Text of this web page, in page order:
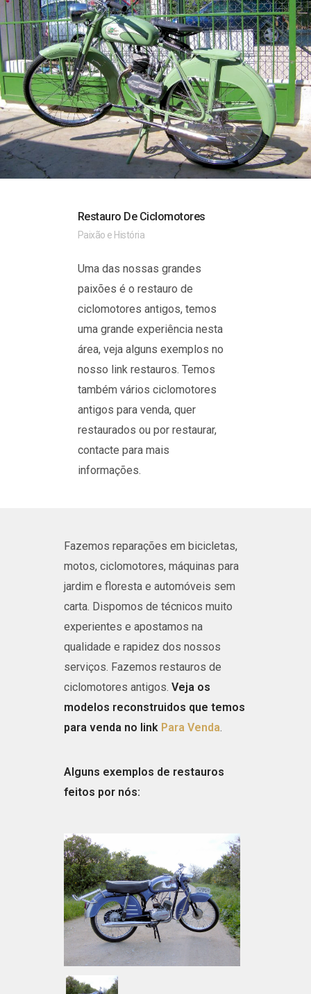
Restauro De Ciclomotores
Paixão e História
Uma das nossas grandes
paixões é o restauro de
ciclomotores antigos, temos
uma grande experiência nesta
área, veja alguns exemplos no
nosso link restauros. Temos
também vários ciclomotores
antigos para venda, quer
restaurados ou por restaurar,
contacte para mais
informações.
Fazemos reparações em bicicletas,
motos, ciclomotores, máquinas para
jardim e floresta e automóveis sem
carta. Dispomos de técnicos muito
experientes e apostamos na
qualidade e rapidez dos nossos
serviços. Fazemos restauros de
ciclomotores antigos. Veja os
modelos reconstruidos que temos
para venda no link Para Venda.
Alguns exemplos de restauros
feitos por nós: